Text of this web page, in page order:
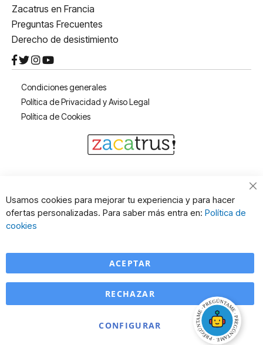
Zacatrus en Francia
Preguntas Frecuentes
Derecho de desistimiento
Condiciones generales
Política de Privacidad y Aviso Legal
Política de Cookies
Usamos cookies para mejorar tu experiencia y para hacer
ofertas personalizadas. Para saber más entra en: Política de
cookies
ACEPTAR
CONFIGURAR
RECHAZAR